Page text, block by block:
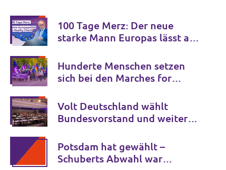
100 Tage Merz: Der neue
starke Mann Europas lässt auf
Hunderte Menschen setzen
sich bei den Marches for
Grenzkontrollen in Europa ein
Volt Deutschland wählt
Bundesvorstand und weitere
kommenden Jahre
Potsdam hat gewählt –
Schuberts Abwahl war